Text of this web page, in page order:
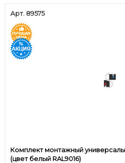
Арт. 89575
Комплект монтажный
(цвет белый RAL9016)